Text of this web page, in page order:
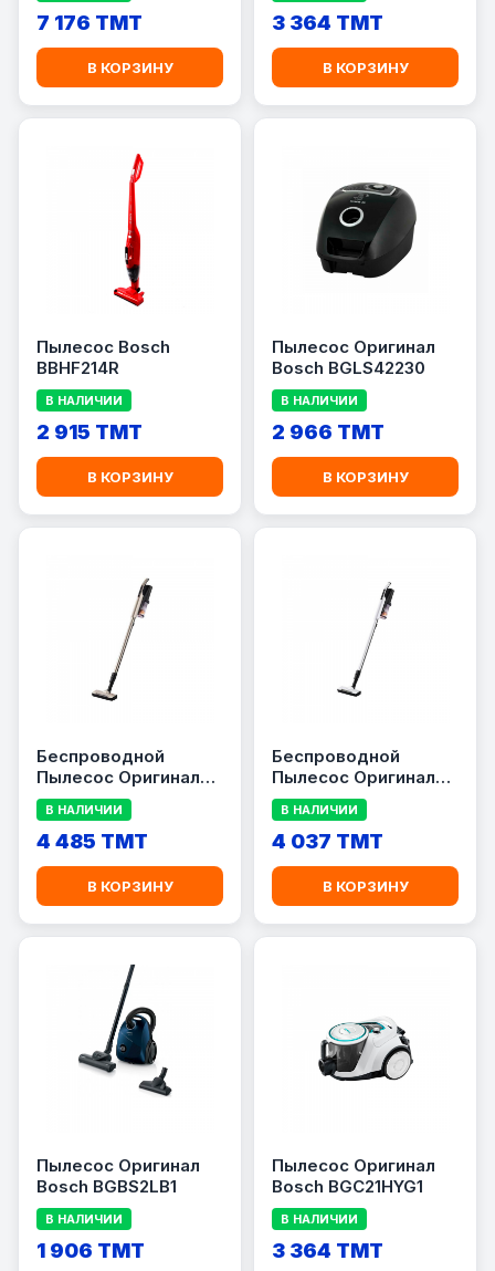
7 176 TMT
В КОРЗИНУ
3 364 TMT
В КОРЗИНУ
Пылесос Bosch
BBHF214R
В НАЛИЧИИ
2 915 TMT
В КОРЗИНУ
Пылесос Оригинал
Bosch BGLS42230
В НАЛИЧИИ
2 966 TMT
В КОРЗИНУ
Беспроводной
Пылесос Оригинал
Hitachi PV-XL2K 240C
CG
В НАЛИЧИИ
4 485 TMT
В КОРЗИНУ
Беспроводной
Пылесос Оригинал
Hitachi PV-XL1K 240C
PWH
В НАЛИЧИИ
4 037 TMT
В КОРЗИНУ
Пылесос Оригинал
Bosch BGBS2LB1
В НАЛИЧИИ
1 906 TMT
Пылесос Оригинал
Bosch BGC21HYG1
В НАЛИЧИИ
3 364 TMT